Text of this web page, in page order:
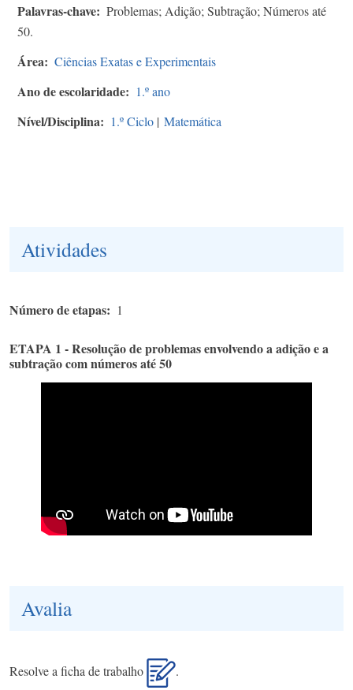
Palavras-chave
Problemas; Adição; Subtração; Números até
50.
Área Ciências Exatas e Experimentais
Ano de escolaridade 1.º ano
Nível/Disciplina 1.º Ciclo | Matemática
Atividades
Número de etapas 1
ETAPA 1 - Resolução de problemas envolvendo a adição e a
subtração com números até 50
Avalia
Resolve a ficha de trabalho .